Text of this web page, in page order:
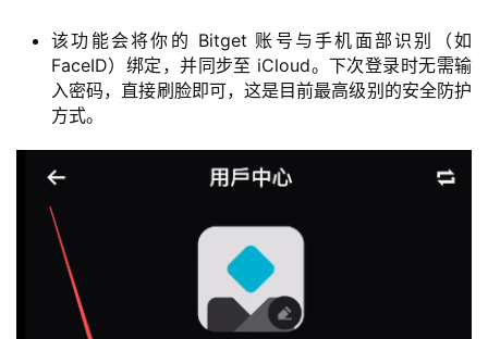
该功能会将你的 Bitget 账号与手机面部识别（如
FaceID）绑定，并同步至 iCloud。下次登录时无需输
入密码，直接刷脸即可，这是目前最高级别的安全防护
方式。